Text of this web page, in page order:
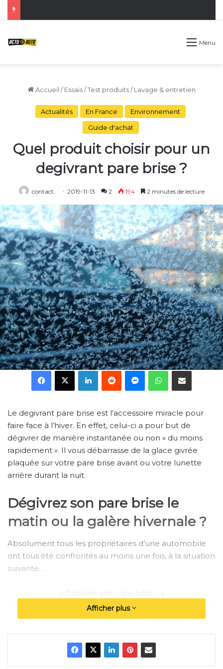
Menu
Accueil / Essais / Test produits / Lavage & entretien
Actualités En France
Environnement
Guide d'achat
Quel produit choisir pour un
degivrant pare brise ?
contact 2019-11-13 2 194 2 minutes de lecture
Facebook
X LinkedinRedditMessengerWhatsApp
Partager par email
Le degivrant pare brise est l’accessoire miracle pour
faire face à l’hiver. En effet, celui-ci a pour but de
dégivrer de manière instantanée ou non « du moins
rapidement ». Il vous débarrasse de la glace givrée
plaquée sur votre pare brise avant ou votre lunette
arrière durant la nuit.
Dégivrez son pare brise le
matin ou la galère hivernale ?
Absolument tous les propriétaires d’une automobile
ont tous été confrontés au moins une fois, à la situation
suivante…
Généralement le givre survient des que les
contenant de la vapeur d’eau est refroidi, celui-ci se
solidifie sur les surfaces vitrée, la carrosserie du
Afficher plus